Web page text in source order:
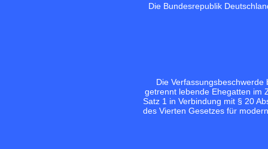
Die Bundesrepublik
Die
getrennt lebende Ehegatten im
Satz 1 in Verbindung mit § 20
des Vierten Gesetzes für